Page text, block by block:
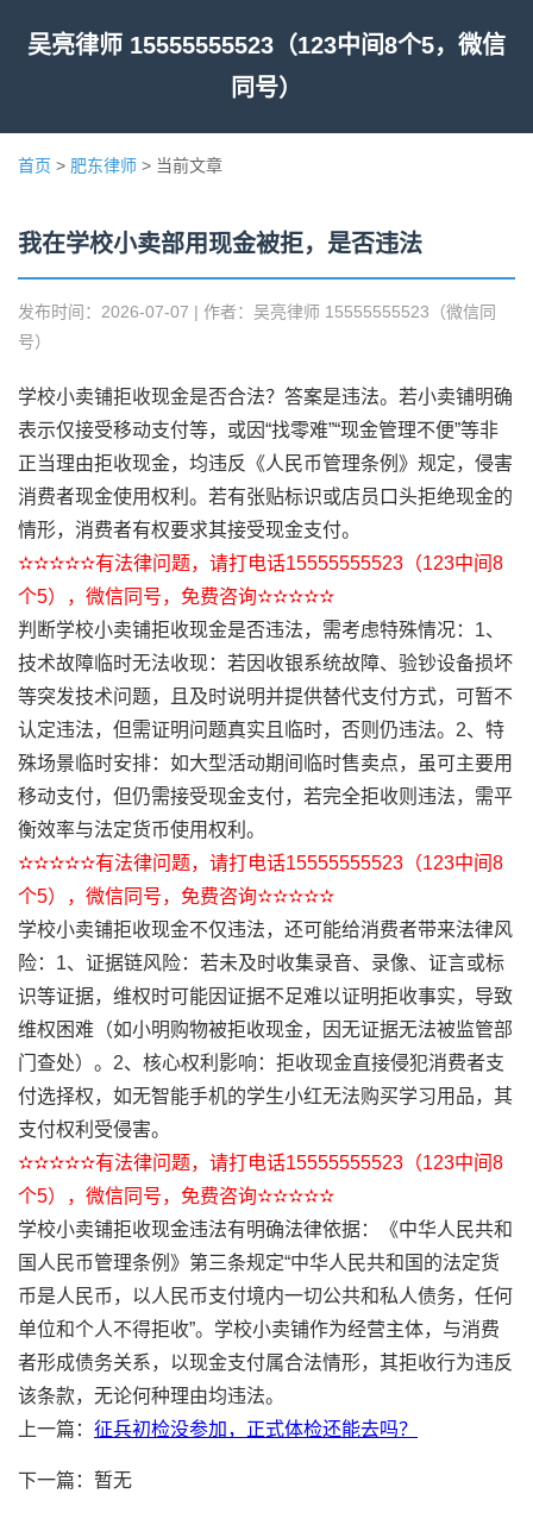
吴亮律师 15555555523（123中间8个5，微信
同号）
首页 > 肥东律师 > 当前文章
我在学校小卖部用现金被拒，是否违法
发布时间：2026-07-07 | 作者：吴亮律师 15555555523（微信同
号）
学校小卖铺拒收现金是否合法？答案是违法。若小卖铺明确
表示仅接受移动支付等，或因“找零难”“现金管理不便”等非
正当理由拒收现金，均违反《人民币管理条例》规定，侵害
消费者现金使用权利。若有张贴标识或店员口头拒绝现金的
情形，消费者有权要求其接受现金支付。
✫✫✫✫✫有法律问题，请打电话15555555523（123中间8
个5），微信同号，免费咨询✫✫✫✫✫
判断学校小卖铺拒收现金是否违法，需考虑特殊情况：1、
技术故障临时无法收现：若因收银系统故障、验钞设备损坏
等突发技术问题，且及时说明并提供替代支付方式，可暂不
认定违法，但需证明问题真实且临时，否则仍违法。2、特
殊场景临时安排：如大型活动期间临时售卖点，虽可主要用
移动支付，但仍需接受现金支付，若完全拒收则违法，需平
衡效率与法定货币使用权利。
✫✫✫✫✫有法律问题，请打电话15555555523（123中间8
个5），微信同号，免费咨询✫✫✫✫✫
学校小卖铺拒收现金不仅违法，还可能给消费者带来法律风
险：1、证据链风险：若未及时收集录音、录像、证言或标
识等证据，维权时可能因证据不足难以证明拒收事实，导致
维权困难（如小明购物被拒收现金，因无证据无法被监管部
门查处）。2、核心权利影响：拒收现金直接侵犯消费者支
付选择权，如无智能手机的学生小红无法购买学习用品，其
支付权利受侵害。
✫✫✫✫✫有法律问题，请打电话15555555523（123中间8
个5），微信同号，免费咨询✫✫✫✫✫
学校小卖铺拒收现金违法有明确法律依据：《中华人民共和
国人民币管理条例》第三条规定“中华人民共和国的法定货
币是人民币，以人民币支付境内一切公共和私人债务，任何
单位和个人不得拒收”。学校小卖铺作为经营主体，与消费
者形成债务关系，以现金支付属合法情形，其拒收行为违反
该条款，无论何种理由均违法。
上一篇： 征兵初检没参加，正式体检还能去吗？
下一篇：暂无